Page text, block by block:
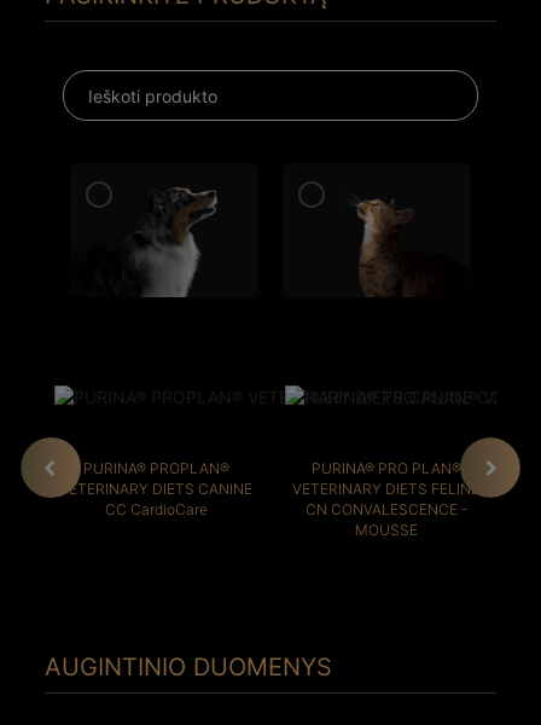
PURINA® PROPLAN®
VETERINARY DIETS CANINE
CC CardioCare
PURINA® PRO PLAN®
VETERINARY DIETS FELINE
CN CONVALESCENCE -
MOUSSE
AUGINTINIO DUOMENYS